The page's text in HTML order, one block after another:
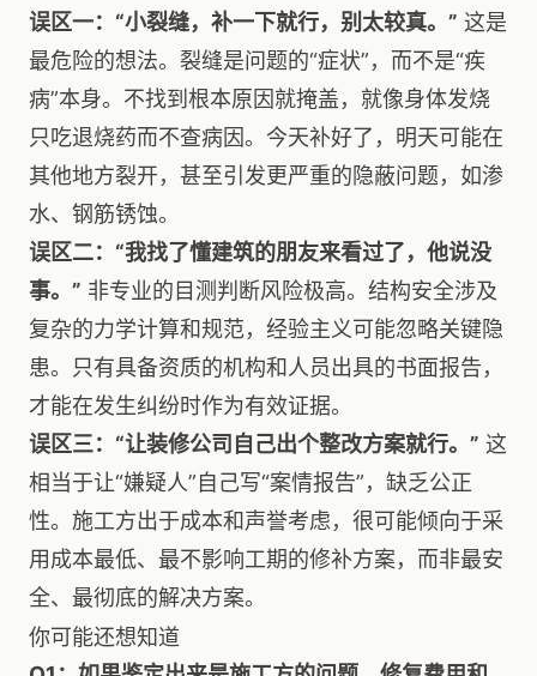
误区一：“小裂缝，补一下就行，别太较真。” 这是
最危险的想法。裂缝是问题的“症状”，而不是“疾
病”本身。不找到根本原因就掩盖，就像身体发烧
只吃退烧药而不查病因。今天补好了，明天可能在
其他地方裂开，甚至引发更严重的隐蔽问题，如渗
水、钢筋锈蚀。
误区二：“我找了懂建筑的朋友来看过了，他说没
事。” 非专业的目测判断风险极高。结构安全涉及
复杂的力学计算和规范，经验主义可能忽略关键隐
患。只有具备资质的机构和人员出具的书面报告，
才能在发生纠纷时作为有效证据。
误区三：“让装修公司自己出个整改方案就行。” 这
相当于让“嫌疑人”自己写“案情报告”，缺乏公正
性。施工方出于成本和声誉考虑，很可能倾向于采
用成本最低、最不影响工期的修补方案，而非最安
全、最彻底的解决方案。
你可能还想知道